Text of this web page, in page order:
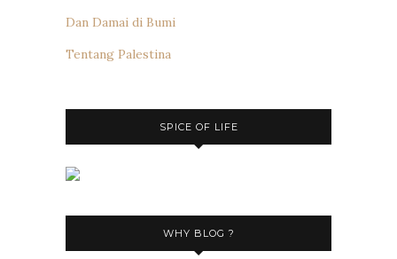
Dan Damai di Bumi
Tentang Palestina
SPICE OF LIFE
WHY BLOG ?